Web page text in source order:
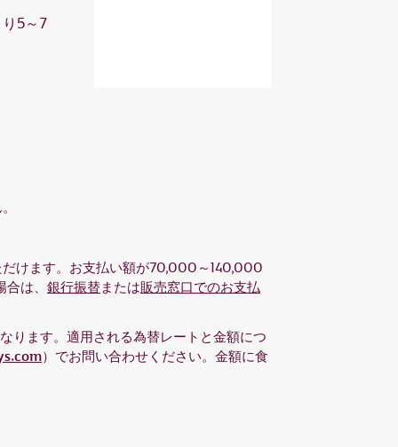
5～7
けます。お支払い額が70,000～140,000
は、 銀行振替または販売窓口でのお支払
ります。適用される為替レートと金額につ
）でお問い合わせください。金額に食